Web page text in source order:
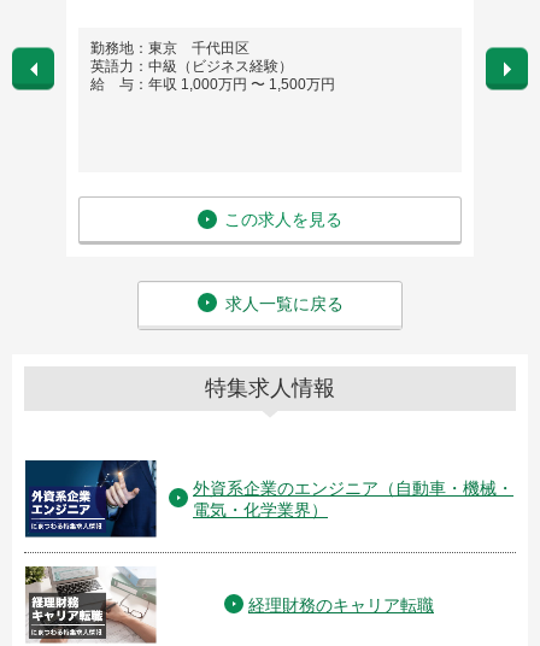
勤務地：東京 千代田区
英語力：中級（ビジネス経験）
給 与：年収 1,000万円 〜 1,500万円
この求人を見る
勤務
英語
給
求人一覧に戻る
特集求人情報
外資系企業のエンジニア（自動車・機械・
電気・化学業界）
経理財務のキャリア転職